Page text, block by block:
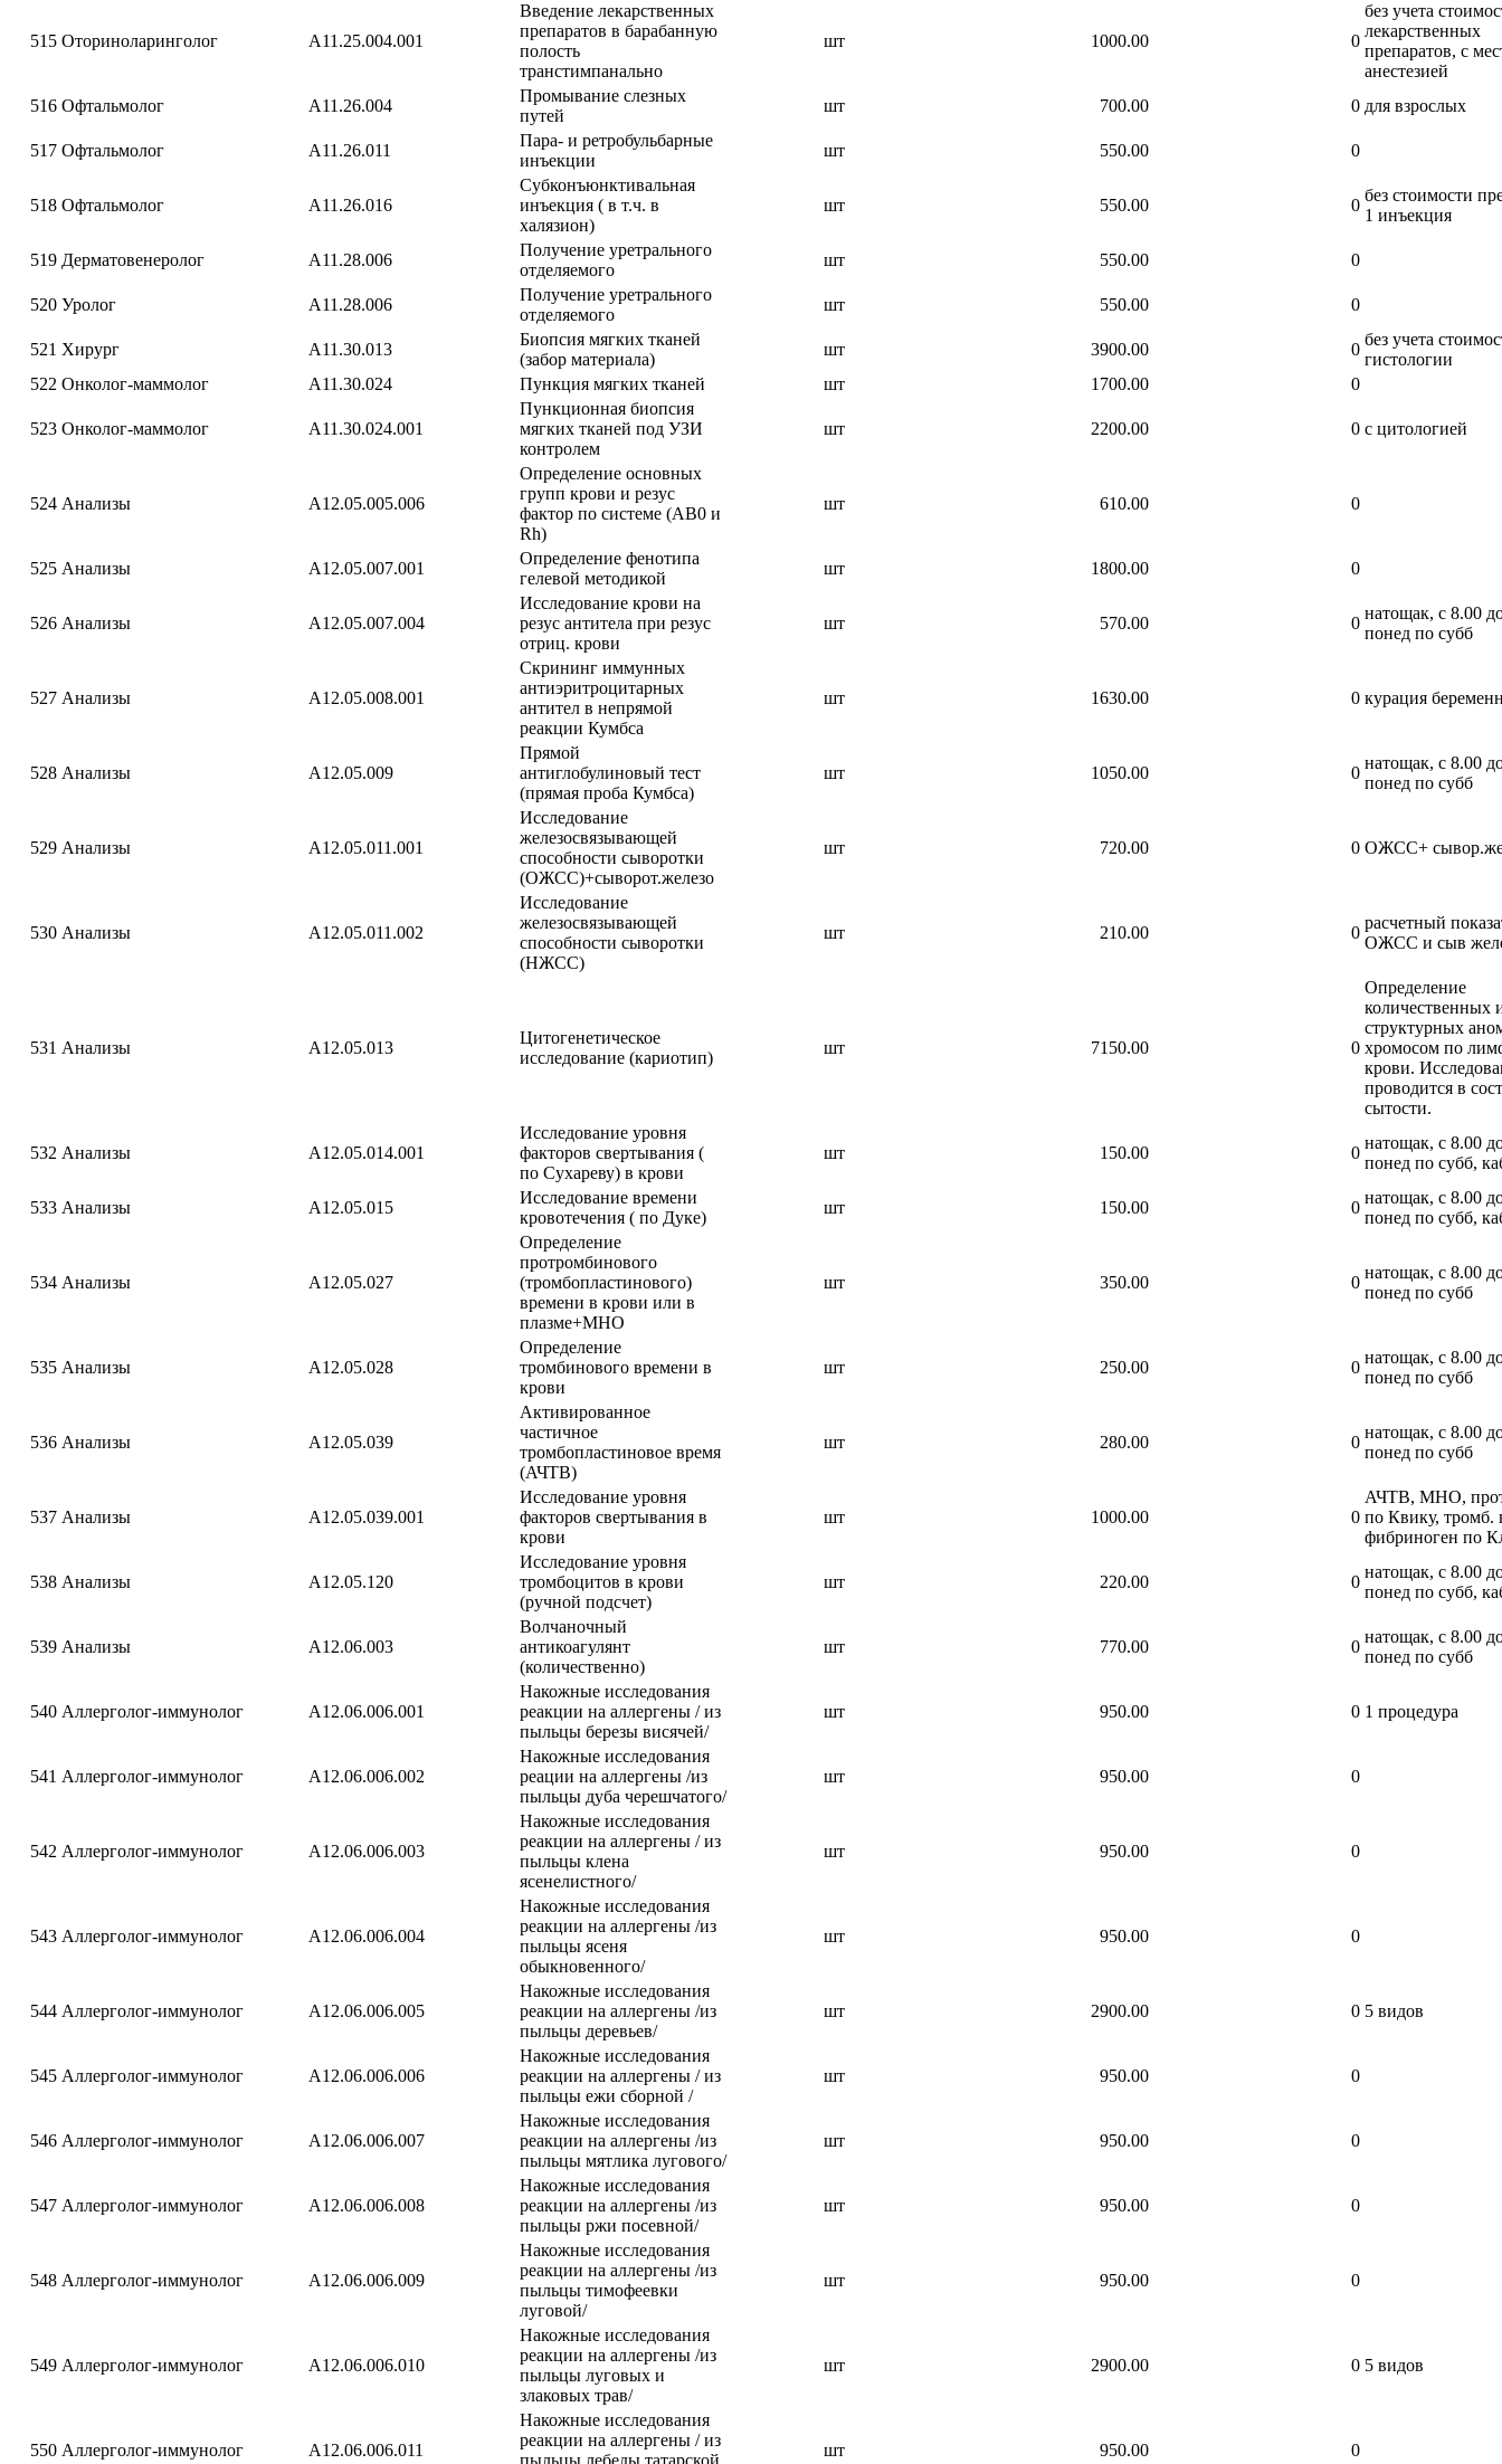
515 Оториноларинголог A11.25.004.001
Введение лекарственных
препаратов в барабанную
полость
транстимпанально
шт 1000.00 0
без учета
лекарственных
препаратов, с
анестезией
516 Офтальмолог A11.26.004
Промывание слезных
путей
шт 700.00 0 для взрослых
517 Офтальмолог A11.26.011
Пара- и ретробульбарные
инъекции
шт 550.00 0
518 Офтальмолог A11.26.016
Субконъюнктивальная
инъекция ( в т.ч. в
халязион)
шт 550.00 0
без стоимости
1 инъекция
519 Дерматовенеролог A11.28.006
Получение уретрального
отделяемого
шт 550.00 0
520 Уролог A11.28.006
Получение уретрального
отделяемого
шт 550.00 0
521 Хирург A11.30.013
Биопсия мягких тканей
(забор материала)
шт 3900.00 0
без учета
гистологии
522 Онколог-маммолог A11.30.024 Пункция мягких тканей шт 1700.00 0
523 Онколог-маммолог A11.30.024.001
Пункционная биопсия
мягких тканей под УЗИ
контролем
шт 2200.00 0 с цитологией
524 Анализы A12.05.005.006
Определение основных
групп крови и резус
фактор по системе (АВ0 и
Rh)
шт 610.00 0
525 Анализы A12.05.007.001
Определение фенотипа
гелевой методикой
шт 1800.00 0
526 Анализы A12.05.007.004
Исследование крови на
резус антитела при резус
отриц. крови
шт 570.00 0
натощак, с 8.00
понед по субб
527 Анализы A12.05.008.001
Скрининг иммунных
антиэритроцитарных
антител в непрямой
реакции Кумбса
шт 1630.00 0 курация
528 Анализы A12.05.009
Прямой
антиглобулиновый тест
(прямая проба Кумбса)
шт 1050.00 0
натощак, с 8.00
понед по субб
529 Анализы A12.05.011.001
Исследование
железосвязывающей
способности сыворотки
(ОЖСС)+сыворот.железо
шт 720.00 0 ОЖСС+
530 Анализы A12.05.011.002
Исследование
железосвязывающей
способности сыворотки
(НЖСС)
шт 210.00 0
расчетный
ОЖСС и сыв
531 Анализы A12.05.013
Цитогенетическое
исследование (кариотип)
шт 7150.00 0
Определение
количественных
структурных
хромосом по
крови.
проводится в
сытости.
532 Анализы A12.05.014.001
Исследование уровня
факторов свертывания (
по Сухареву) в крови
шт 150.00 0
натощак, с 8.00
понед по субб,
533 Анализы A12.05.015
Исследование времени
кровотечения ( по Дуке)
шт 150.00 0
натощак, с 8.00
понед по субб,
534 Анализы A12.05.027
Определение
протромбинового
(тромбопластинового)
времени в крови или в
плазме+МНО
шт 350.00 0
натощак, с 8.00
понед по субб
535 Анализы A12.05.028
Определение
тромбинового времени в
крови
шт 250.00 0
натощак, с 8.00
понед по субб
536 Анализы A12.05.039
Активированное
частичное
тромбопластиновое время
(АЧТВ)
шт 280.00 0
натощак, с 8.00
понед по субб
537 Анализы A12.05.039.001
Исследование уровня
факторов свертывания в
крови
шт 1000.00 0
АЧТВ, МНО,
по Квику, тромб.
фибриноген по
538 Анализы A12.05.120
Исследование уровня
тромбоцитов в крови
(ручной подсчет)
шт 220.00 0
натощак, с 8.00
понед по субб,
539 Анализы A12.06.003
Волчаночный
антикоагулянт
(количественно)
шт 770.00 0
натощак, с 8.00
понед по субб
540 Аллерголог-иммунолог A12.06.006.001
Накожные исследования
реакции на аллергены / из
пыльцы березы висячей/
шт 950.00 0 1 процедура
541 Аллерголог-иммунолог A12.06.006.002
Накожные исследования
реации на аллергены /из
пыльцы дуба черешчатого/
шт 950.00 0
542 Аллерголог-иммунолог A12.06.006.003
Накожные исследования
реакции на аллергены / из
пыльцы клена
ясенелистного/
шт 950.00 0
543 Аллерголог-иммунолог A12.06.006.004
Накожные исследования
реакции на аллергены /из
пыльцы ясеня
обыкновенного/
шт 950.00 0
544 Аллерголог-иммунолог A12.06.006.005
Накожные исследования
реакции на аллергены /из
пыльцы деревьев/
шт 2900.00 0 5 видов
545 Аллерголог-иммунолог A12.06.006.006
Накожные исследования
реакции на аллергены / из
пыльцы ежи сборной /
шт 950.00 0
546 Аллерголог-иммунолог A12.06.006.007
Накожные исследования
реакции на аллергены /из
пыльцы мятлика лугового/
шт 950.00 0
547 Аллерголог-иммунолог A12.06.006.008
Накожные исследования
реакции на аллергены /из
пыльцы ржи посевной/
шт 950.00 0
548 Аллерголог-иммунолог A12.06.006.009
Накожные исследования
реакции на аллергены /из
пыльцы тимофеевки
луговой/
шт 950.00 0
549 Аллерголог-иммунолог A12.06.006.010
Накожные исследования
реакции на аллергены /из
пыльцы луговых и
злаковых трав/
шт 2900.00 0 5 видов
550 Аллерголог-иммунолог A12.06.006.011
Накожные исследования
реакции на аллергены / из
пыльцы лебеды татарской
шт 950.00 0